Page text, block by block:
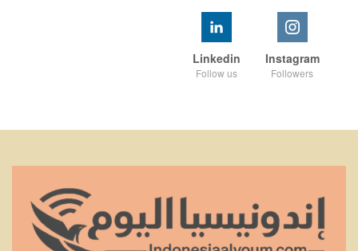
Instagram
Followers
Linkedin
Follow us